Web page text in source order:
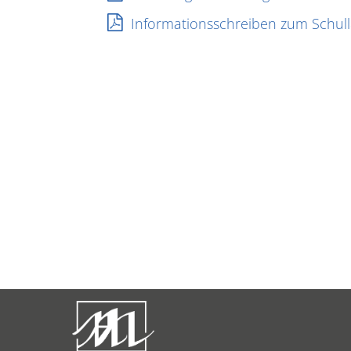
Informationsschreiben zum